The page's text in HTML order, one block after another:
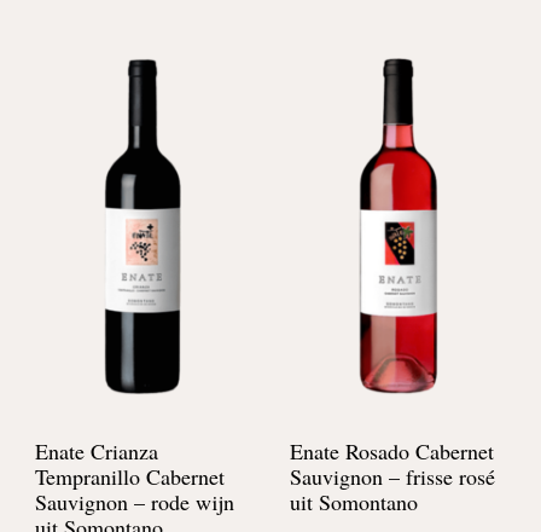
Enate Crianza
Tempranillo Cabernet
Sauvignon – rode wijn
Enate Rosado Cabernet
Sauvignon – frisse rosé
uit Somontano